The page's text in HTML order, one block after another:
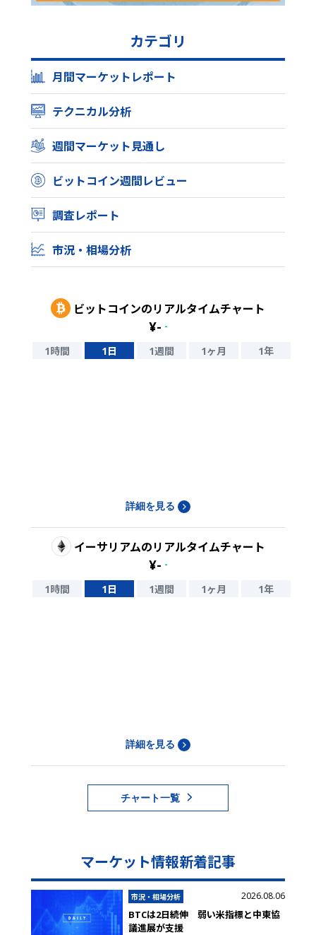
カテゴリ
月間マーケットレポート
テクニカル分析
週間マーケット見通し
ビットコイン週間レビュー
調査レポート
市況・相場分析
ビットコインのリアルタイムチャート
¥- -
1時間 1日 1週間 1ヶ月 1年
詳細を見る
イーサリアムのリアルタイムチャート
¥- -
1時間 1日 1週間 1ヶ月 1年
詳細を見る
チャート一覧
マーケット情報新着記事
市況・相場分析 2026.08.06
BTCは2日続伸 弱い米指標と中東協
議進展が支援